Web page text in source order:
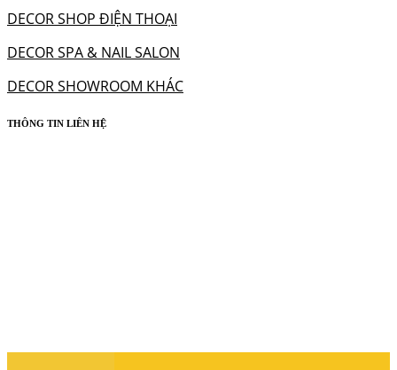
DECOR SHOP ĐIỆN THOẠI
DECOR SPA & NAIL SALON
DECOR SHOWROOM KHÁC
THÔNG TIN LIÊN HỆ